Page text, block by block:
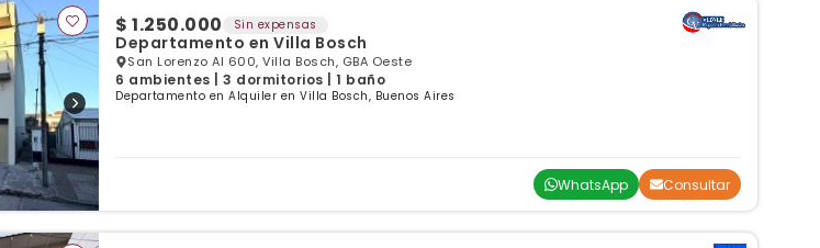
$ 1.250.000 Sin expensas
Departamento en Villa Bosch
San Lorenzo Al 600, Villa Bosch, GBA Oeste
6 ambientes | 3 dormitorios | 1 baño
Departamento en Alquiler en Villa Bosch, Buenos Aires
WhatsApp Consultar